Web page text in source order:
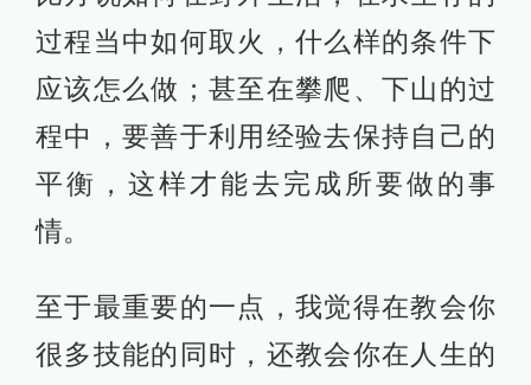
过程当中如何取火，什么样的条件下
应该怎么做；甚至在攀爬、下山的过
程中，要善于利用经验去保持自己的
平衡，这样才能去完成所要做的事
情。
至于最重要的一点，我觉得在教会你
很多技能的同时，还教会你在人生的